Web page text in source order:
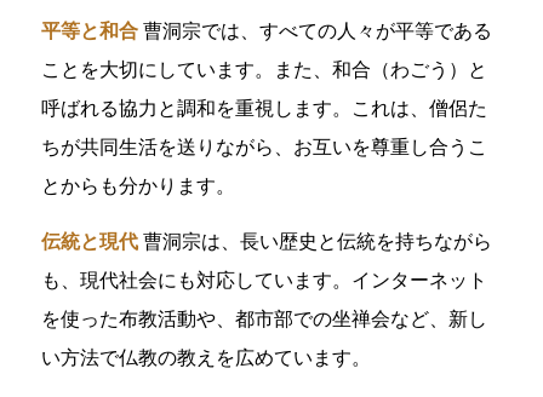
平等と和合曹洞宗では、すべての人々が平等である
ことを大切にしています。また、和合（わごう）と
呼ばれる協力と調和を重視します。これは、僧侶た
ちが共同生活を送りながら、お互いを尊重し合うこ
とからも分かります。
伝統と現代曹洞宗は、長い歴史と伝統を持ちながら
も、現代社会にも対応しています。インターネット
を使った布教活動や、都市部での坐禅会など、新し
い方法で仏教の教えを広めています。